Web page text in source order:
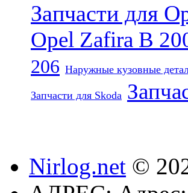
Запчасти для
Opel Zafira B
206 Наружные кузовные
Запчасти для Skoda
Nirlog.net ©